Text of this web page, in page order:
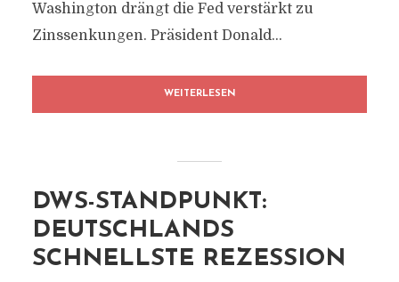
Washington drängt die Fed verstärkt zu
Zinssenkungen. Präsident Donald...
WEITERLESEN
DWS-STANDPUNKT:
DEUTSCHLANDS
SCHNELLSTE REZESSION